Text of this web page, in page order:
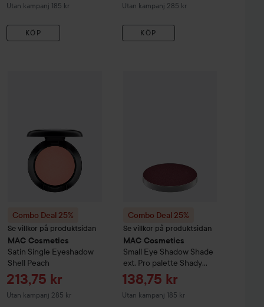
Utan kampanj 185 kr
KÖP
Utan kampanj 285 kr
KÖP
Combo Deal 25%
Se villkor på produktsidan
MAC Cosmetics
Satin Single Eyeshadow
Shell Peach
Reapris
213,75 kr
Utan kampanj 285 kr
Combo Deal 25%
Se villkor på produktsidan
MAC Cosmetics
Small Eye Shadow Shade
ext. Pro palette Shady
Santa
Reapris
138,75 kr
Utan kampanj 185 kr